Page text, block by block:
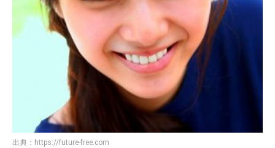
出典： https://future-free.com